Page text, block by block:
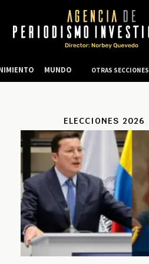
ELECCIONES 2026
MUNDO OTRAS SECCIONES